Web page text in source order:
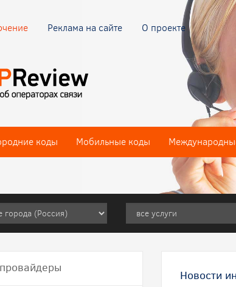
Реклама на сайте О проекте
коды Мобильные коды
Новости